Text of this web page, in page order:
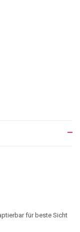
für beste Sicht